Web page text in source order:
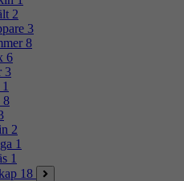
2
3
8
6
3
1
8
2
1
1
18